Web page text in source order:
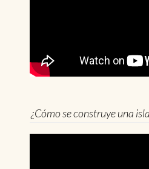
¿Cómo se construye una